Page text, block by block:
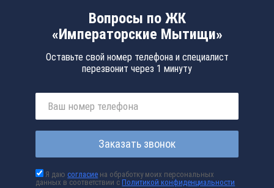
Вопросы по ЖК
«Императорские Мытищи»
Оставьте свой номер телефона и специалист
перезвонит через 1 минуту
Заказать звонок
Я даюсогласие на обработку моих персональных
данных в соответствии сПолитикой конфиденциальности